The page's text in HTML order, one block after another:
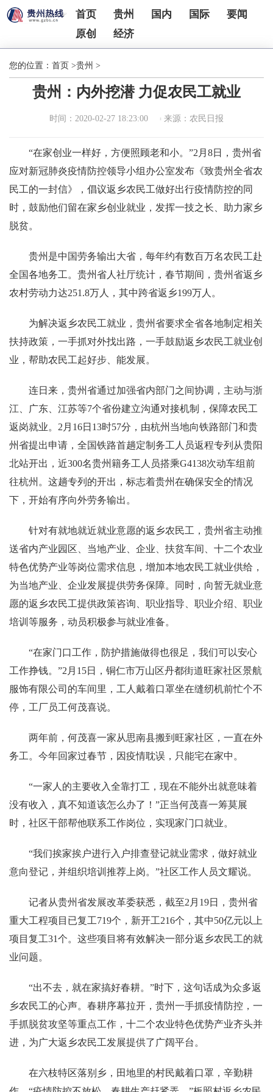
首页 贵州 国内 国际
要闻
原创
经济
您的位置： 首页 >贵州 >
贵州：内外挖潜 力促农民工就业
时间：2020-02-27 18:23:00 来源：农民日报
“在家创业一样好，方便照顾老和小。”2月8日，贵州省
应对新冠肺炎疫情防控领导小组办公室发布《致贵州全省农
民工的一封信》，倡议返乡农民工做好出行疫情防控的同
时，鼓励他们留在家乡创业就业，发挥一技之长、助力家乡
脱贫。
贵州是中国劳务输出大省，每年约有数百万名农民工赴
全国各地务工。贵州省人社厅统计，春节期间，贵州省返乡
农村劳动力达251.8万人，其中跨省返乡199万人。
为解决返乡农民工就业，贵州省要求全省各地制定相关
扶持政策，一手抓对外找出路，一手鼓励返乡农民工就业创
业，帮助农民工起好步、能发展。
连日来，贵州省通过加强省内部门之间协调，主动与浙
江、广东、江苏等7个省份建立沟通对接机制，保障农民工
返岗就业。2月16日13时57分，由杭州当地向铁路部门和贵
州省提出申请，全国铁路首趟定制务工人员返程专列从贵阳
北站开出，近300名贵州籍务工人员搭乘G4138次动车组前
往杭州。这趟专列的开出，标志着贵州在确保安全的情况
下，开始有序向外劳务输出。
针对有就地就近就业意愿的返乡农民工，贵州省主动推
送省内产业园区、当地产业、企业、扶贫车间、十二个农业
特色优势产业等岗位需求信息，增加本地农民工就业供给，
为当地产业、企业发展提供劳务保障。同时，向暂无就业意
愿的返乡农民工提供政策咨询、职业指导、职业介绍、职业
培训等服务，动员积极参与就业准备。
“在家门口工作，防护措施做得也很足，我们可以安心
工作挣钱。”2月15日，铜仁市万山区丹都街道旺家社区景航
服饰有限公司的车间里，工人戴着口罩坐在缝纫机前忙个不
停，工厂员工何茂喜说。
两年前，何茂喜一家从思南县搬到旺家社区，一直在外
务工。今年回家过春节，因疫情耽误，只能宅在家中。
“一家人的主要收入全靠打工，现在不能外出就意味着
没有收入，真不知道该怎么办了！”正当何茂喜一筹莫展
时，社区干部帮他联系工作岗位，实现家门口就业。
“我们挨家挨户进行入户排查登记就业需求，做好就业
意向登记，并组织培训推荐上岗。”社区工作人员文耀说。
记者从贵州省发展改革委获悉，截至2月19日，贵州省
重大工程项目已复工719个，新开工216个，其中50亿元以上
项目复工31个。这些项目将有效解决一部分返乡农民工的就
业问题。
“出不去，就在家搞好春耕。”时下，这句话成为众多返
乡农民工的心声。春耕序幕拉开，贵州一手抓疫情防控，一
手抓脱贫攻坚等重点工作，十二个农业特色优势产业齐头并
进，为广大返乡农民工发展提供了广阔平台。
在六枝特区落别乡，田地里的村民戴着口罩，辛勤耕